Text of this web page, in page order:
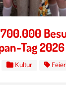
Tag 2026
Kultur